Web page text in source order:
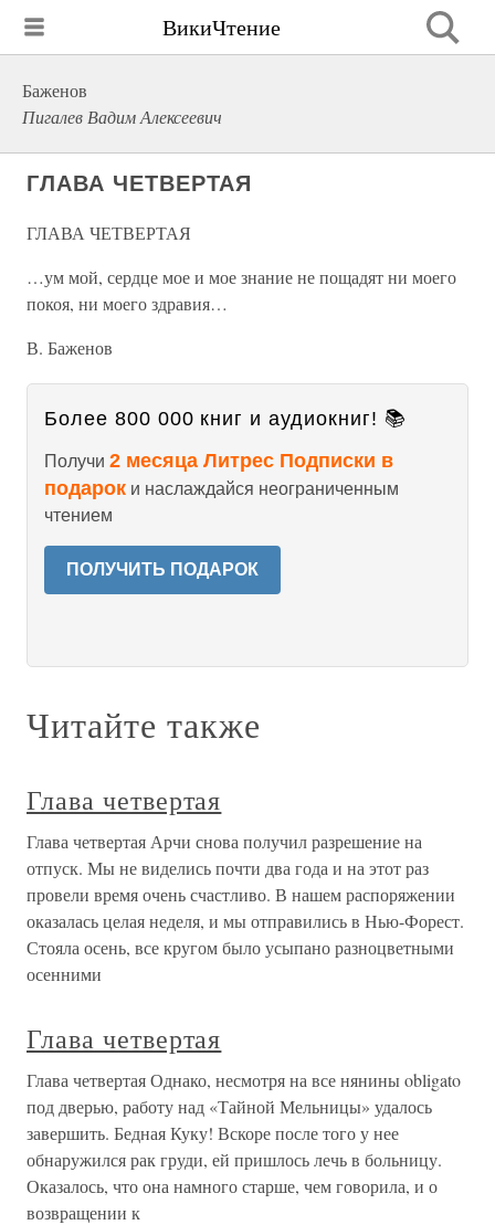
ВикиЧтение
Баженов
Пигалев Вадим Алексеевич
ГЛАВА ЧЕТВЕРТАЯ
ГЛАВА ЧЕТВЕРТАЯ
…ум мой, сердце мое и мое знание не пощадят ни моего
покоя, ни моего здравия…
В. Баженов
Более 800 000 книг и аудиокниг! 📚
Получи 2 месяца Литрес Подписки в
подарок и наслаждайся неограниченным
чтением
ПОЛУЧИТЬ ПОДАРОК
Читайте также
Глава четвертая
Глава четвертая Арчи снова получил разрешение на
отпуск. Мы не виделись почти два года и на этот раз
провели время очень счастливо. В нашем распоряжении
оказалась целая неделя, и мы отправились в Нью-Форест.
Стояла осень, все кругом было усыпано разноцветными
осенними
Глава четвертая
Глава четвертая Однако, несмотря на все нянины obligato
под дверью, работу над «Тайной Мельницы» удалось
завершить. Бедная Куку! Вскоре после того у нее
обнаружился рак груди, ей пришлось лечь в больницу.
Оказалось, что она намного старше, чем говорила, и о
возвращении к